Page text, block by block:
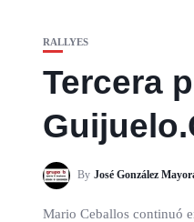
RALLYES
Tercera
By José González
Mario Ceballos continuó